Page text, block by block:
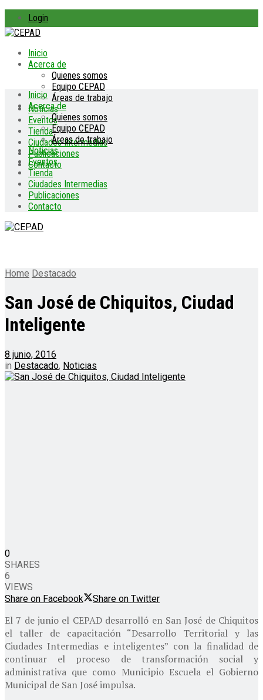
Login
Inicio
Acerca de
Quienes somos
Equipo CEPAD
Áreas de trabajo
Noticias
Eventos
Tienda
Ciudades Intermedias
Publicaciones
Contacto
Inicio
Acerca de
Quienes somos
Equipo CEPAD
Áreas de trabajo
Noticias
Eventos
Tienda
Ciudades Intermedias
Publicaciones
Contacto
Home Destacado
San José de Chiquitos, Ciudad
Inteligente
8 junio, 2016
in Destacado, Noticias
0
SHARES
6
VIEWS
Share on Facebook
Share on Twitter
El 7 de junio el CEPAD desarrolló en San José de Chiquitos
el taller de capacitación “Desarrollo Territorial y las
Ciudades Intermedias e inteligentes” con la finalidad de
continuar el proceso de transformación social y
administrativa que como Municipio Escuela el Gobierno
Municipal de San José impulsa.